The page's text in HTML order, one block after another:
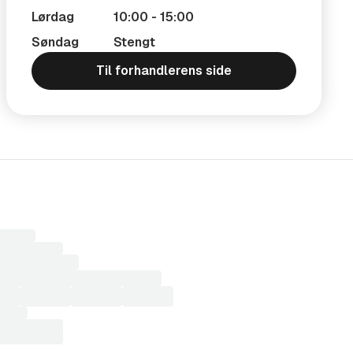
Lørdag
10:00 - 15:00
Søndag
Stengt
Til forhandlerens side